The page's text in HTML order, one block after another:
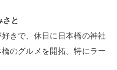
さと
きで、休日に日本橋の神社
のグルメを開拓。特にラー